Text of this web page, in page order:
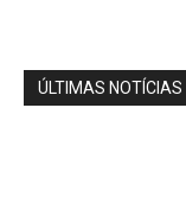
ÚLTIMAS NOTÍCIAS